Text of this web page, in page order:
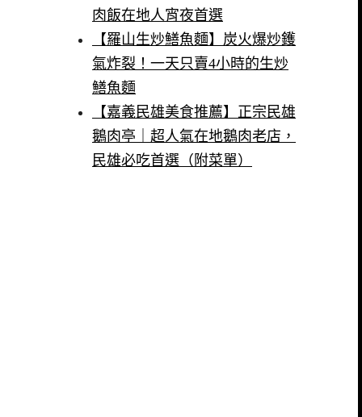
肉飯在地人宵夜首選
【羅山生炒鱔魚麵】炭火爆炒鑊
氣炸裂！一天只賣4小時的生炒
鱔魚麵
【嘉義民雄美食推薦】正宗民雄
鵝肉亭｜超人氣在地鵝肉老店，
民雄必吃首選（附菜單）